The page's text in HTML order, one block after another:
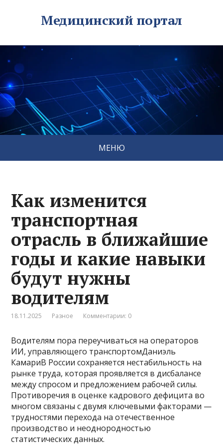
Медицинский портал
МЕНЮ
Как изменится
транспортная
отрасль в ближайшие
годы и какие навыки
будут нужны
водителям
18.11.2025 Разное Комментарии: 0
Водителям пора переучиваться на операторов
ИИ, управляющего транспортомДаниэль
КамариВ России сохраняется нестабильность на
рынке труда, которая проявляется в дисбалансе
между спросом и предложением рабочей силы.
Противоречия в оценке кадрового дефицита во
многом связаны с двумя ключевыми факторами —
трудностями перехода на отечественное
производство и неоднородностью
статистических данных.